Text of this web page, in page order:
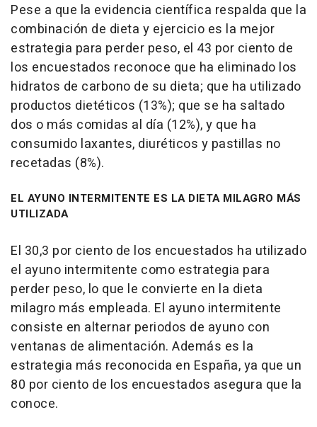
Pese a que la evidencia científica respalda que la
combinación de dieta y ejercicio es la mejor
estrategia para perder peso, el 43 por ciento de
los encuestados reconoce que ha eliminado los
hidratos de carbono de su dieta; que ha utilizado
productos dietéticos (13%); que se ha saltado
dos o más comidas al día (12%), y que ha
consumido laxantes, diuréticos y pastillas no
recetadas (8%).
EL AYUNO INTERMITENTE ES LA DIETA MILAGRO MÁS
UTILIZADA
El 30,3 por ciento de los encuestados ha utilizado
el ayuno intermitente como estrategia para
perder peso, lo que le convierte en la dieta
milagro más empleada. El ayuno intermitente
consiste en alternar periodos de ayuno con
ventanas de alimentación. Además es la
estrategia más reconocida en España, ya que un
80 por ciento de los encuestados asegura que la
conoce.